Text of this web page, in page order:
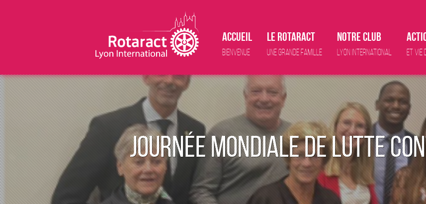
Accueil
Bienvenue
Le Rotaract
Une grande famille
Notre club
Lyon international Et vie
Journée mondiale de lutte